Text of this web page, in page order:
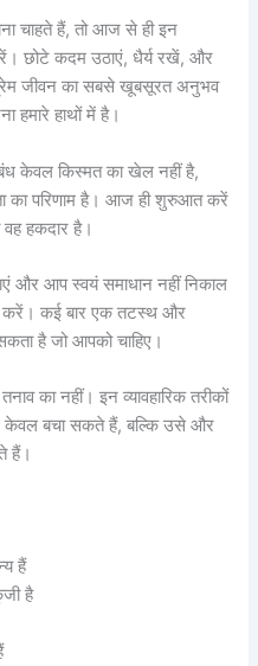
चाहते हैं, तो आज से ही इन
छोटे कदम उठाएं, धैर्य रखें, और
जीवन का सबसे खूबसूरत अनुभव
हमारे हाथों में है।
केवल किस्मत का खेल नहीं है,
का परिणाम है। आज ही शुरुआत करें
हकदार है।
और आप स्वयं समाधान नहीं निकाल
करें। कई बार एक तटस्थ और
है जो आपको चाहिए।
का नहीं। इन व्यावहारिक तरीकों
बचा सकते हैं, बल्कि उसे और
हैं।
हैं
है